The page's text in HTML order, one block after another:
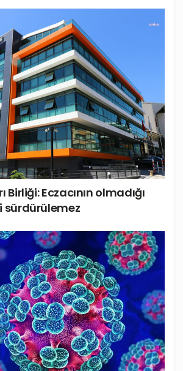
Birliği: Eczacının olmadığı
sürdürülemez